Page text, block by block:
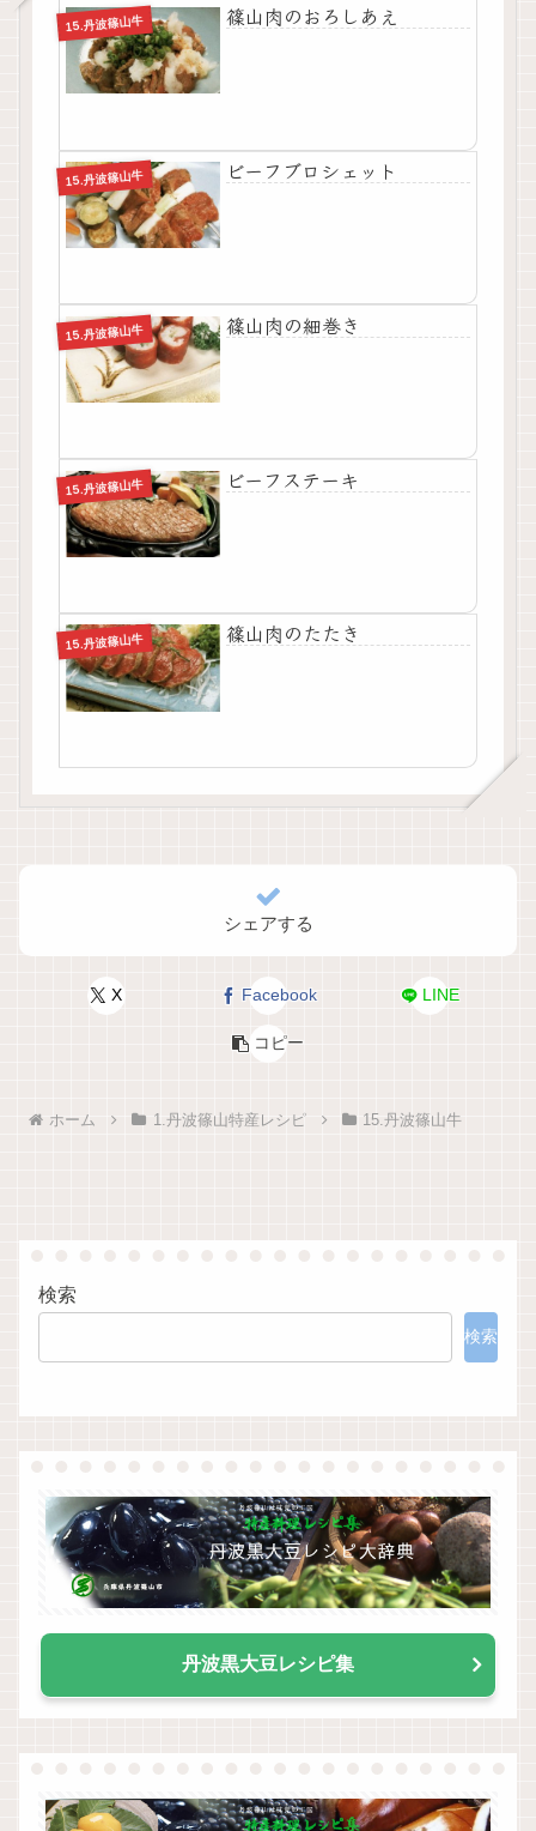
15.丹波篠山牛 篠山肉のおろしあえ
15.丹波篠山牛 ビーフブロシェット
15.丹波篠山牛 篠山肉の細巻き
15.丹波篠山牛 ビーフステーキ
15.丹波篠山牛 篠山肉のたたき
シェアする
X Facebook LINE
コピー
ホーム 1.丹波篠山特産レシピ 15.丹波篠山牛
検索
検索
丹波黒大豆レシピ集